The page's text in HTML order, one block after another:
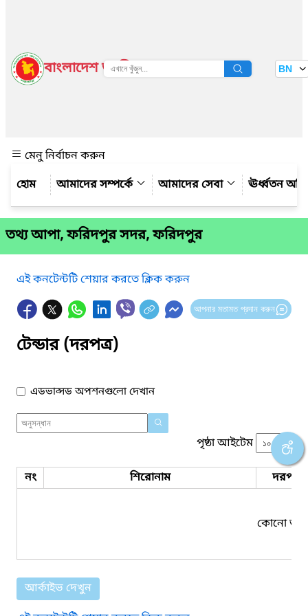
বাংলাদেশ জাতীয় তথ্য বাতায়ন BN
মেনু নির্বাচন করুন
আমাদের সম্পর্কে
আমাদের সেবা ঊর্ধ্বতন
তথ্য আপা, ফরিদপুর সদর, ফরিদপুর
এই কনটেন্টটি শেয়ার করতে ক্লিক করুন
আপনার মতামত প্রদান করুন
টেন্ডার (দরপত্র)
এডভান্সড অপশনগুলো দেখান
পৃষ্ঠা আইটেম
নং শিরোনাম দরপত্র
কোনো তথ্য
আর্কাইভ দেখুন